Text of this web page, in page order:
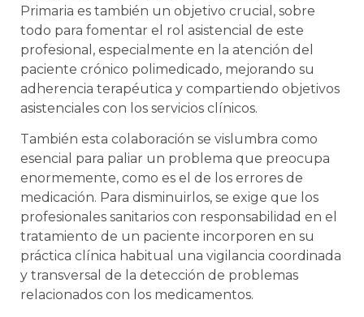
Primaria es también un objetivo crucial, sobre
todo para fomentar el rol asistencial de este
profesional, especialmente en la atención del
paciente crónico polimedicado, mejorando su
adherencia terapéutica y compartiendo objetivos
asistenciales con los servicios clínicos.
También esta colaboración se vislumbra como
esencial para paliar un problema que preocupa
enormemente, como es el de los errores de
medicación. Para disminuirlos, se exige que los
profesionales sanitarios con responsabilidad en el
tratamiento de un paciente incorporen en su
práctica clínica habitual una vigilancia coordinada
y transversal de la detección de problemas
relacionados con los medicamentos.